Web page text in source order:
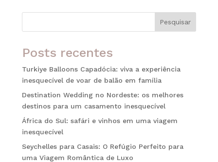
Pesquisar
Posts recentes
Turkiye Balloons Capadócia: viva a experiência
inesquecível de voar de balão em família
Destination Wedding no Nordeste: os melhores
destinos para um casamento inesquecível
África do Sul: safári e vinhos em uma viagem
inesquecível
Seychelles para Casais: O Refúgio Perfeito para
uma Viagem Romântica de Luxo